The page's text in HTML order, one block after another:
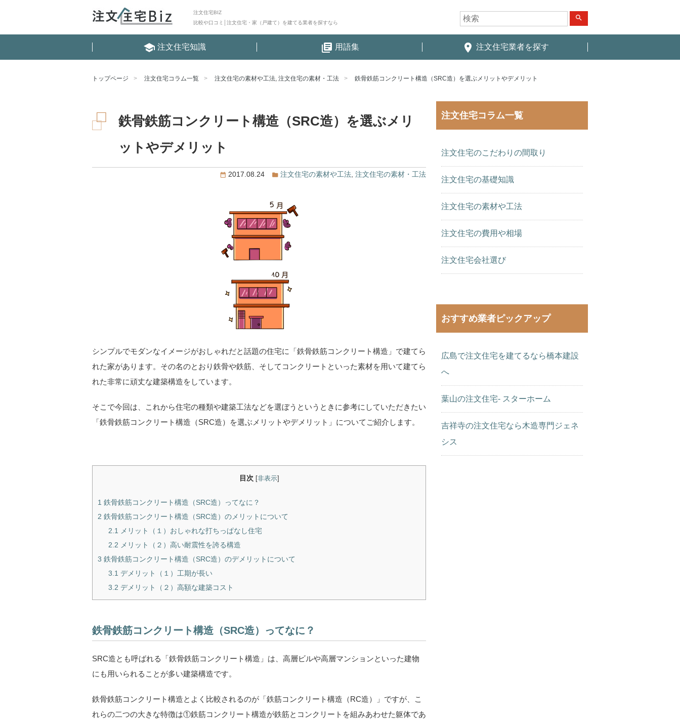
注文住宅BIZ
比較や口コミ│注文住宅・家（戸建て）を建てる業者を探すなら
search
school 注文住宅知識 library_books 用語集 place 注文住宅業者を探す
トップページ 注文住宅コラム一覧 注文住宅の素材や工法, 注文住宅の素材・工法 鉄骨鉄筋コンクリート構造（SRC造）を選ぶメリットやデメリット
鉄骨鉄筋コンクリート構造（SRC造）を選ぶメリ
ットやデメリット
2017.08.24 注文住宅の素材や工法, 注文住宅の素材・工法
シンプルでモダンなイメージがおしゃれだと話題の住宅に「鉄骨鉄筋コンクリート構造」で建てら
れた家があります。その名のとおり鉄骨や鉄筋、そしてコンクリートといった素材を用いて建てら
れた非常に頑丈な建築構造をしています。
そこで今回は、これから住宅の種類や建築工法などを選ぼうというときに参考にしていただきたい
「鉄骨鉄筋コンクリート構造（SRC造）を選ぶメリットやデメリット」についてご紹介します。
目次 [非表示]
1 鉄骨鉄筋コンクリート構造（SRC造）ってなに？
2 鉄骨鉄筋コンクリート構造（SRC造）のメリットについて
2.1
メリット（１）おしゃれな打ちっぱなし住宅
2.2 メリット（２）高い耐震性を誇る構造
3 鉄骨鉄筋コンクリート構造（SRC造）のデメリットについて
3.1 デメリット（１）工期が長い
3.2 デメリット（２）高額な建築コスト
鉄骨鉄筋コンクリート構造（SRC造）ってなに？
SRC造とも呼ばれる「鉄骨鉄筋コンクリート構造」は、高層ビルや高層マンションといった建物
にも用いられることが多い建築構造です。
鉄骨鉄筋コンクリート構造とよく比較されるのが「鉄筋コンクリート構造（RC造）」ですが、こ
れらの二つの大きな特徴は①鉄筋コンクリート構造が鉄筋とコンクリートを組みあわせた躯体であ
注文住宅コラム一覧
注文住宅のこだわりの間取り
注文住宅の基礎知識
注文住宅の素材や工法
注文住宅の費用や相場
注文住宅会社選び
おすすめ業者ピックアップ
広島で注文住宅を建てるなら橋本建設
へ
葉山の注文住宅- スターホーム
吉祥寺の注文住宅なら木造専門ジェネ
シス